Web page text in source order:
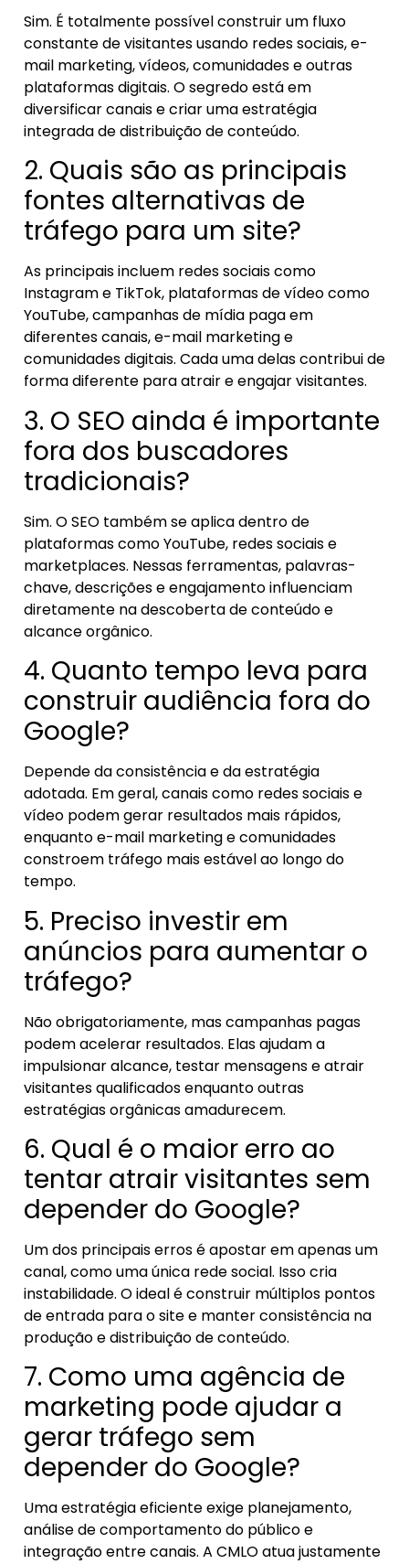
Sim. É totalmente possível construir um fluxo
constante de visitantes usando redes sociais, e-
mail marketing, vídeos, comunidades e outras
plataformas digitais. O segredo está em
diversificar canais e criar uma estratégia
integrada de distribuição de conteúdo.
2. Quais são as principais
fontes alternativas de
tráfego para um site?
As principais incluem redes sociais como
Instagram e TikTok, plataformas de vídeo como
YouTube, campanhas de mídia paga em
diferentes canais, e-mail marketing e
comunidades digitais. Cada uma delas contribui de
forma diferente para atrair e engajar visitantes.
3. O SEO ainda é importante
fora dos buscadores
tradicionais?
Sim. O SEO também se aplica dentro de
plataformas como YouTube, redes sociais e
marketplaces. Nessas ferramentas, palavras-
chave, descrições e engajamento influenciam
diretamente na descoberta de conteúdo e
alcance orgânico.
4. Quanto tempo leva para
construir audiência fora do
Google?
Depende da consistência e da estratégia
adotada. Em geral, canais como redes sociais e
vídeo podem gerar resultados mais rápidos,
enquanto e-mail marketing e comunidades
constroem tráfego mais estável ao longo do
tempo.
5. Preciso investir em
anúncios para aumentar o
tráfego?
Não obrigatoriamente, mas campanhas pagas
podem acelerar resultados. Elas ajudam a
impulsionar alcance, testar mensagens e atrair
visitantes qualificados enquanto outras
estratégias orgânicas amadurecem.
6. Qual é o maior erro ao
tentar atrair visitantes sem
depender do Google?
Um dos principais erros é apostar em apenas um
canal, como uma única rede social. Isso cria
instabilidade. O ideal é construir múltiplos pontos
de entrada para o site e manter consistência na
produção e distribuição de conteúdo.
7. Como uma agência de
marketing pode ajudar a
gerar tráfego sem
depender do Google?
Uma estratégia eficiente exige planejamento,
análise de comportamento do público e
integração entre canais. A CMLO atua justamente